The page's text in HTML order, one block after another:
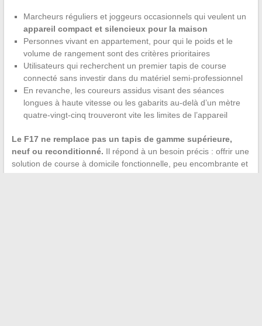
Marcheurs réguliers et joggeurs occasionnels qui veulent un
appareil compact et silencieux pour la maison
Personnes vivant en appartement, pour qui le poids et le
volume de rangement sont des critères prioritaires
Utilisateurs qui recherchent un premier tapis de course
connecté sans investir dans du matériel semi-professionnel
En revanche, les coureurs assidus visant des séances
longues à haute vitesse ou les gabarits au-delà d’un mètre
quatre-vingt-cinq trouveront vite les limites de l’appareil
Le F17 ne remplace pas un tapis de gamme supérieure,
neuf ou reconditionné. Il répond à un besoin précis : offrir une
solution de course à domicile fonctionnelle, peu encombrante et